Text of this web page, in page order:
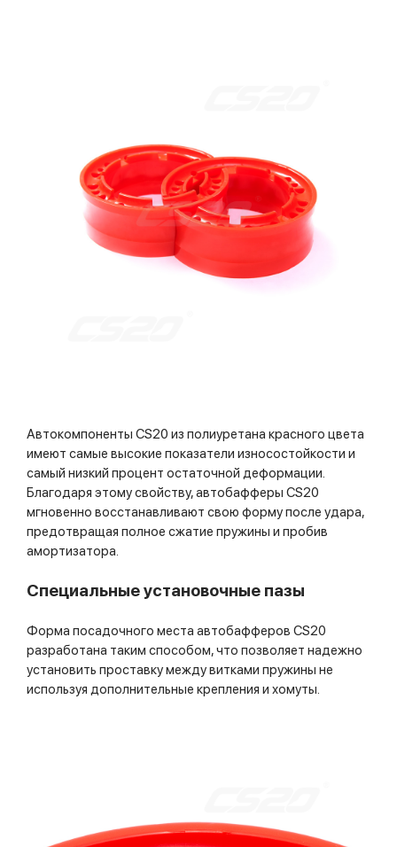
Автокомпоненты CS20 из полиуретана красного цвета
имеют самые высокие показатели износостойкости и
самый низкий процент остаточной деформации.
Благодаря этому свойству, автобафферы CS20
мгновенно восстанавливают свою форму после удара,
предотвращая полное сжатие пружины и пробив
амортизатора.
Cпециальные установочные пазы
Форма посадочного места автобафферов CS20
разработана таким способом, что позволяет надежно
установить проставку между витками пружины не
используя дополнительные крепления и хомуты.